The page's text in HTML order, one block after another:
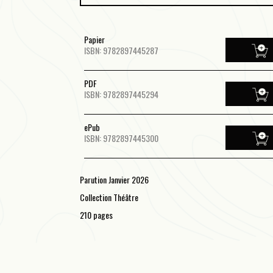
Papier
ISBN: 9782897445287
PDF
ISBN: 9782897445294
ePub
ISBN: 9782897445300
Parution Janvier 2026
Collection Théâtre
210 pages